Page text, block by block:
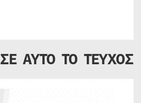
ΣΕ ΑΥΤΟ ΤΟ ΤΕΥΧΟΣ